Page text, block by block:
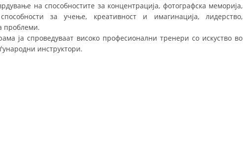
СОЦИЈАЛНО ХУМАНИТАРНА ДЕЈНОСТ
ПОДГОТВЕНОСТ И ДЕЈСТВО ПРИ КАТАСТРОФИ
на способностите за концентрација, фотографска меморија,
за учење, креативност и имагинација, лидерство,
проблеми.
ја спроведуваат високо професионални тренери со искуство во
инструктори.